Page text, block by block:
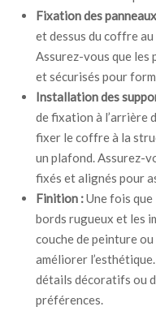
Fixation des
et dessus du coffre au
Assurez-vous que les
et sécurisés pour
Installation des
de fixation à l’arrière
fixer le coffre à la
un plafond. Assurez-
fixés et alignés pour
Finition :Une fois
bords rugueux et les
couche de peinture
améliorer
détails décoratifs ou
préférences.